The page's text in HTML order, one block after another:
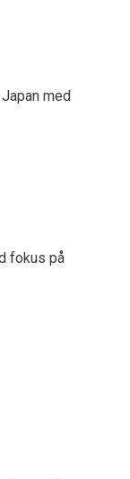
med
fokus på